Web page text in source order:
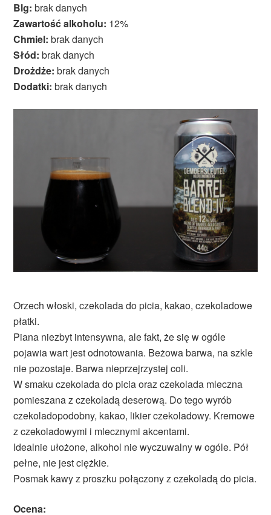
Blg: brak danych
Zawartość alkoholu: 12%
Chmiel: brak danych
Słód: brak danych
Drożdże: brak danych
Dodatki: brak danych
Orzech włoski, czekolada do picia, kakao, czekoladowe
płatki.
Piana niezbyt intensywna, ale fakt, że się w ogóle
pojawia wart jest odnotowania. Beżowa barwa, na szkle
nie pozostaje. Barwa nieprzejrzystej coli.
W smaku czekolada do picia oraz czekolada mleczna
pomieszana z czekoladą deserową. Do tego wyrób
czekoladopodobny, kakao, likier czekoladowy. Kremowe
z czekoladowymi i mlecznymi akcentami.
Idealnie ułożone, alkohol nie wyczuwalny w ogóle. Pół
pełne, nie jest ciężkie.
Posmak kawy z proszku połączony z czekoladą do picia.
Ocena: